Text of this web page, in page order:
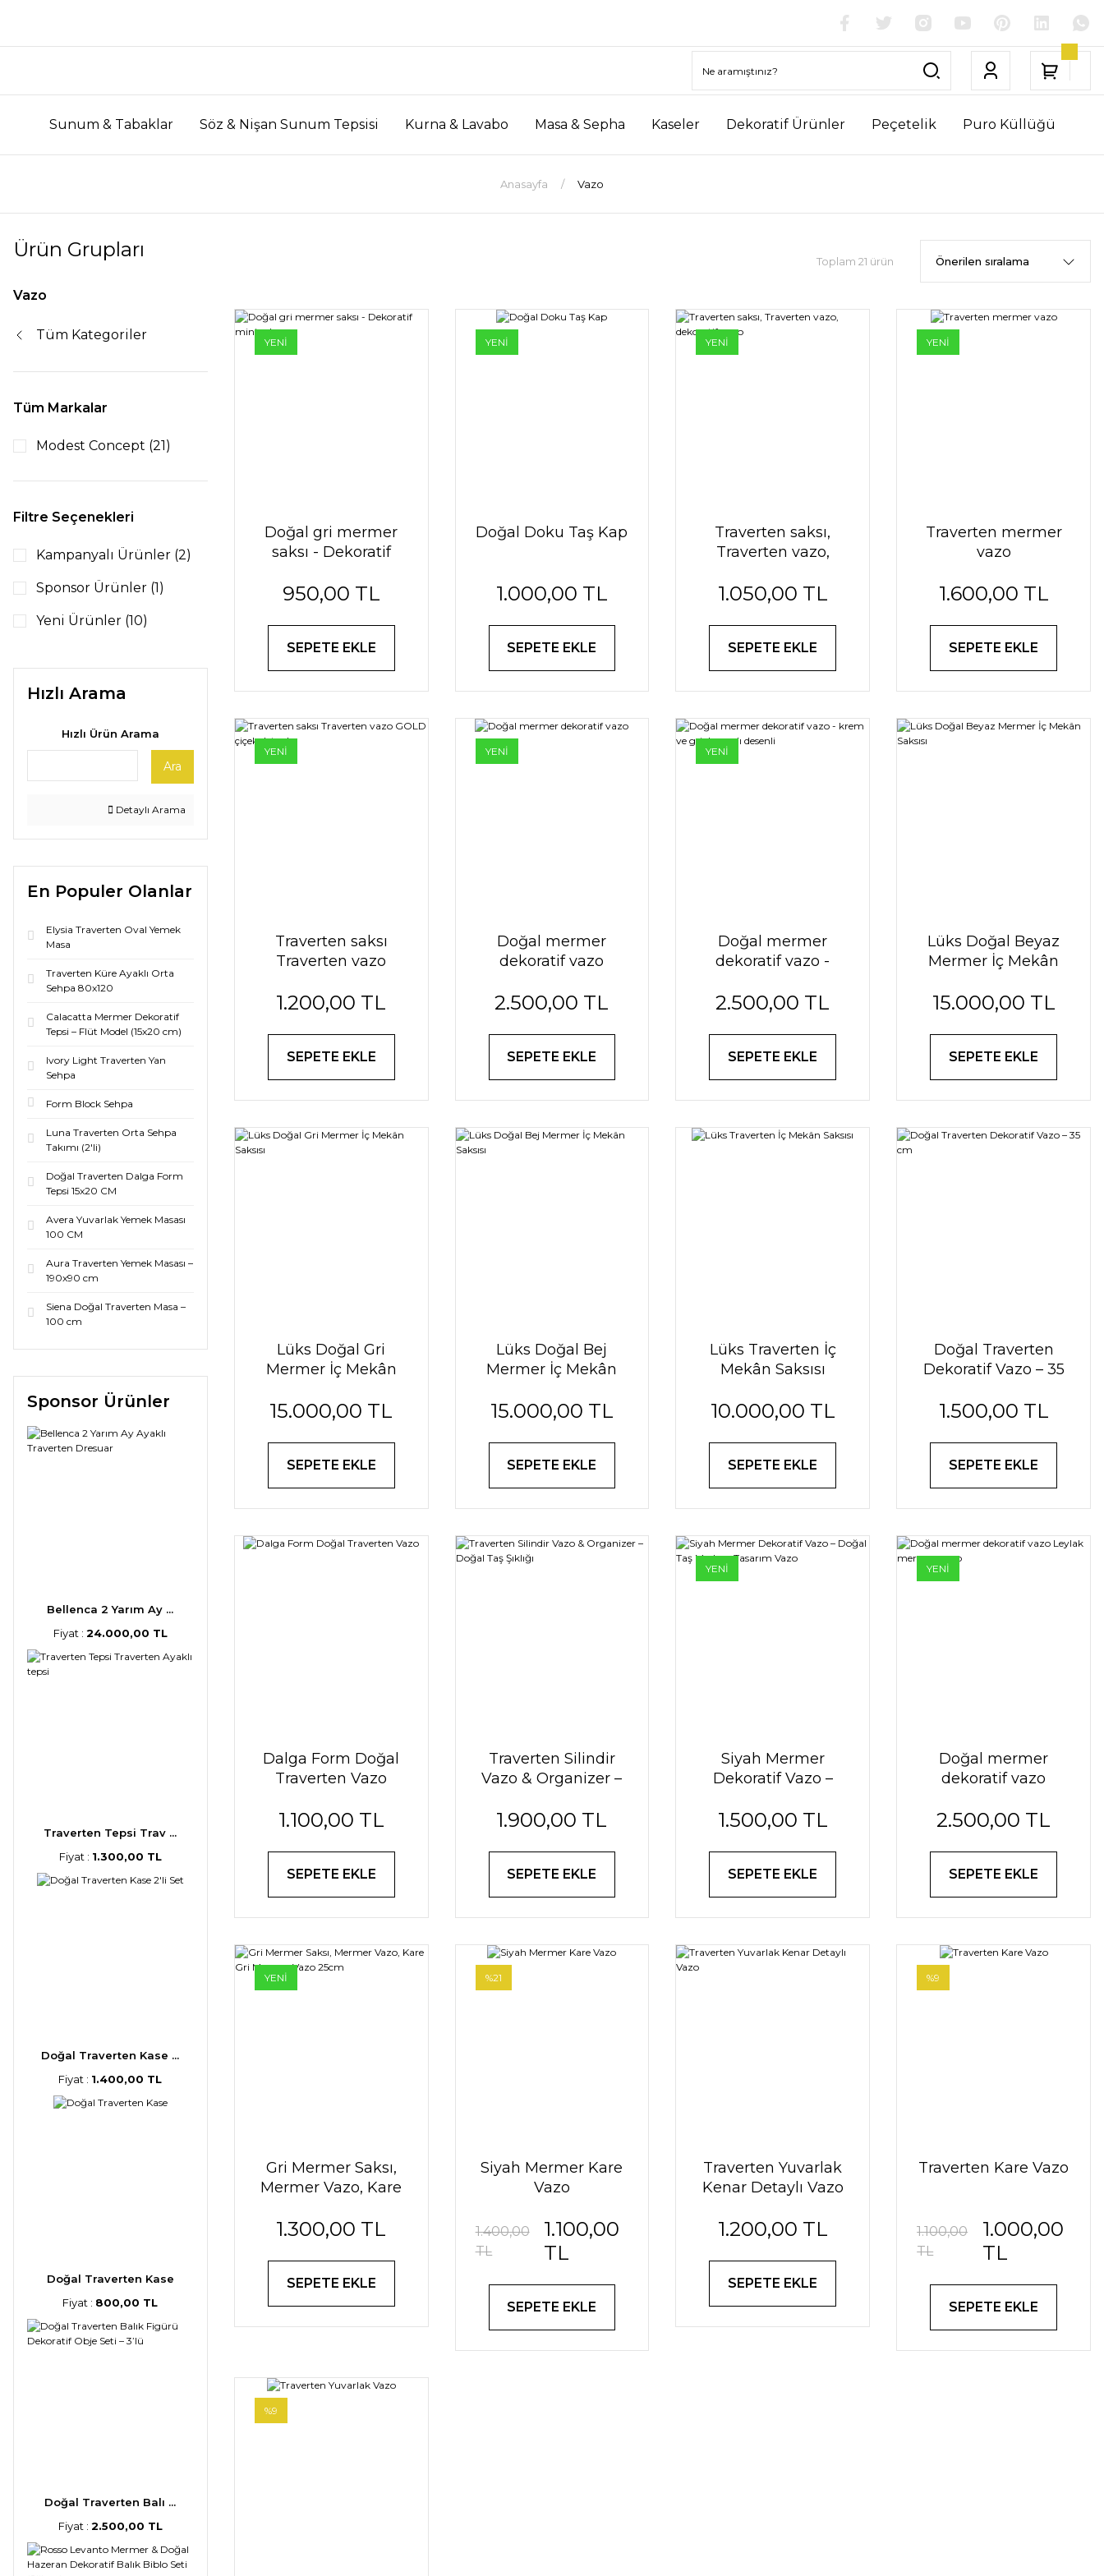
Sunum & Tabaklar Söz & Nişan Sunum Tepsisi Kurna & Lavabo Masa & Sepha Kaseler Dekoratif Ürünler Peçetelik Puro Küllüğü
Anasayfa Vazo
Ürün Grupları
Vazo
Tüm Kategoriler
Tüm Markalar
Modest Concept (21)
Filtre Seçenekleri
Kampanyalı Ürünler (2)
Sponsor Ürünler (1)
Yeni Ürünler (10)
Hızlı Arama
Hızlı Ürün Arama
Ara
Detaylı Arama
En Populer Olanlar
Elysia Traverten Oval Yemek
Masa
Traverten Küre Ayaklı Orta
Sehpa 80x120
Calacatta Mermer Dekoratif
Tepsi – Flüt Model (15x20 cm)
Ivory Light Traverten Yan
Sehpa
Form Block Sehpa
Luna Traverten Orta Sehpa
Takımı (2'li)
Doğal Traverten Dalga Form
Tepsi 15x20 CM
Avera Yuvarlak Yemek Masası
100 CM
Aura Traverten Yemek Masası –
190x90 cm
Siena Doğal Traverten Masa –
100 cm
Sponsor Ürünler
Bellenca 2 Yarım Ay ...
Fiyat : 24.000,00 TL
Traverten Tepsi Trav ...
Fiyat : 1.300,00 TL
Doğal Traverten Kase ...
Fiyat : 1.400,00 TL
Doğal Traverten Kase
Fiyat : 800,00 TL
Doğal Traverten Balı ...
Fiyat : 2.500,00 TL
Toplam 21 ürün
YENİ
Doğal gri mermer
saksı - Dekoratif
950,00 TL
SEPETE EKLE
YENİ
Doğal Doku Taş Kap
1.000,00 TL
SEPETE EKLE
YENİ
Traverten saksı,
Traverten vazo,
1.050,00 TL
SEPETE EKLE
YENİ
Traverten mermer
vazo
1.600,00 TL
SEPETE EKLE
YENİ
Traverten saksı
Traverten vazo
1.200,00 TL
SEPETE EKLE
YENİ
Doğal mermer
dekoratif vazo
2.500,00 TL
SEPETE EKLE
YENİ
Doğal mermer
dekoratif vazo -
desenli
2.500,00 TL
SEPETE EKLE
Lüks Doğal Beyaz
Mermer İç Mekân
15.000,00 TL
SEPETE EKLE
Lüks Doğal Gri
Mermer İç Mekân
15.000,00 TL
SEPETE EKLE
Lüks Doğal Bej
Mermer İç Mekân
15.000,00 TL
SEPETE EKLE
Lüks Traverten İç
Mekân Saksısı
10.000,00 TL
SEPETE EKLE
Doğal Traverten
Dekoratif Vazo – 35
1.500,00 TL
SEPETE EKLE
Dalga Form Doğal
Traverten Vazo
1.100,00 TL
SEPETE EKLE
Traverten Silindir
Vazo & Organizer –
1.900,00 TL
SEPETE EKLE
YENİ
Siyah Mermer
Dekoratif Vazo –
Tasarım Vazo
1.500,00 TL
SEPETE EKLE
YENİ
Doğal mermer
dekoratif vazo
2.500,00 TL
SEPETE EKLE
YENİ
Gri Mermer Saksı,
Mermer Vazo, Kare
25cm
1.300,00 TL
SEPETE EKLE
%21
Siyah Mermer Kare
Vazo
1.400,00
TL
1.100,00
TL
SEPETE EKLE
Traverten Yuvarlak
Kenar Detaylı Vazo
1.200,00 TL
SEPETE EKLE
%9
Traverten Kare Vazo
1.100,00
TL
1.000,00
TL
SEPETE EKLE
%9